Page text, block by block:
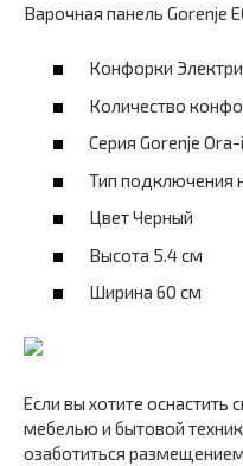
Варочная панель Gorenje
Конфорки
Количество
Серия Gorenje
Тип подключения
Цвет Черный
Высота 5.4 см
Ширина 60 см
Если вы хотите оснастить
мебелью и бытовой
озаботиться